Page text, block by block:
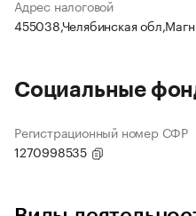
Адрес налоговой
455038,Челябинская
Социальные
Регистрационный номер СФР
1270998535